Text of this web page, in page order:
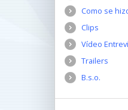
Como se
Clips
Vídeo
Trailers
B.s.o.